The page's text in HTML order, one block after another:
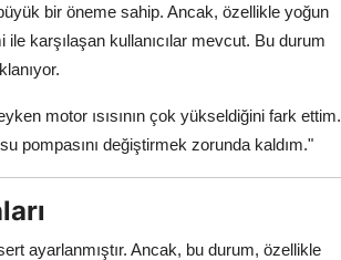
bir öneme sahip. Ancak, özellikle yoğun
ile karşılaşan kullanıcılar mevcut. Bu durum
motor ısısının çok yükseldiğini fark ettim.
pompasını değiştirmek zorunda kaldım."
ayarlanmıştır. Ancak, bu durum, özellikle